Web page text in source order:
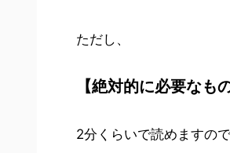
ただし、
【絶対的に必要なもの
2分くらいで読めますの